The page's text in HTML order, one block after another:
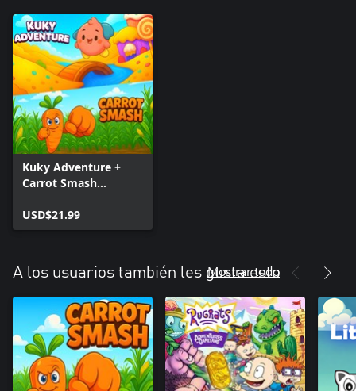
Kuky Adventure +
Carrot Smash
USD$21.99
A los usuarios también les gusta esto
Mostrar todo